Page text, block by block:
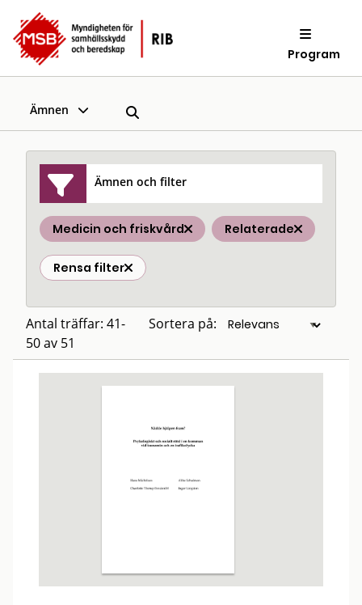
Program
Ämnen
Ämnen och filter
Medicin och friskvård Relaterade
Rensa filter
Antal träffar: 41-
50 av 51
Sortera på: